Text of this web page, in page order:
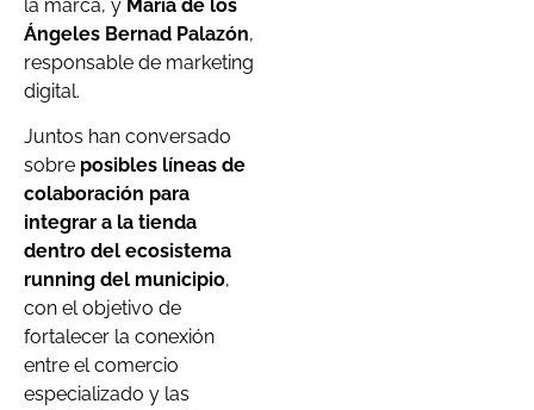
la marca, y María de los
Ángeles Bernad Palazón,
responsable de marketing
digital.
Juntos han conversado
sobre posibles líneas de
colaboración para
integrar a la tienda
dentro del ecosistema
running del municipio,
con el objetivo de
fortalecer la conexión
entre el comercio
especializado y las